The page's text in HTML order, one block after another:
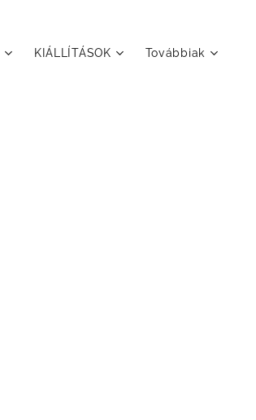
KIÁLLÍTÁSOK Továbbiak